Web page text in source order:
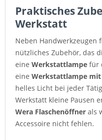
Praktisches
Werkstatt
Neben Handwerkzeugen
nützliches Zubehör, das
eine Werkstattlampe für
eine Werkstattlampe mit
helles Licht bei jeder
Werkstatt kleine Pausen
Wera Flaschenöffner als
Accessoire nicht fehlen.